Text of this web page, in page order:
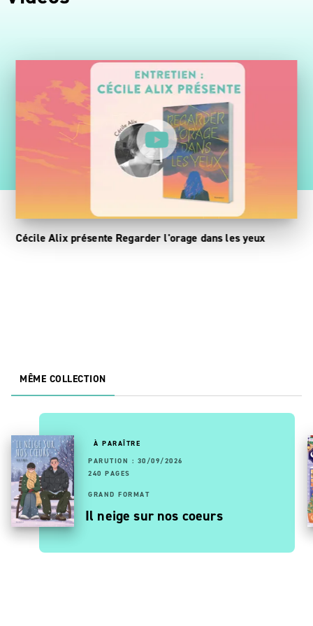
Cécile Alix présente Regarder l'orage dans les yeux
MÊME COLLECTION
À PARAÎTRE
PARUTION : 30/09/2026
240 PAGES
GRAND FORMAT
Il neige sur nos coeurs